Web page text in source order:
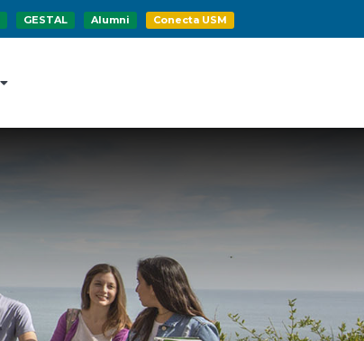
GESTAL Alumni Conecta USM